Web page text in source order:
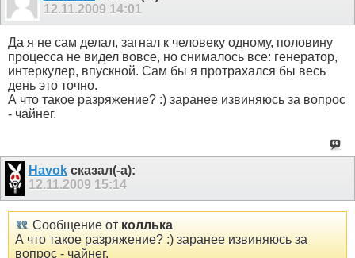
12.11.2009 14:01
Да я не сам делал, загнал к человеку одному, половину
процесса не видел вовсе, но снималось все: генератор,
интеркулер, впускной. Сам бы я протрахался бы весь
день это точно.
А что такое разряжение? :) заранее извиняюсь за вопрос
- чайнег.
Havokсказал(-а):
12.11.2009 15:14
Сообщение от коллька
А что такое разряжение? :) заранее извиняюсь за
вопрос - чайнег.